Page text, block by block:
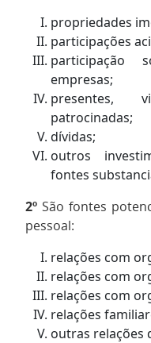
propriedades
participações
participação
empresas;
presentes,
patrocinadas;
dívidas;
outros
fontes
2º São fontes
pessoal:
relações com
relações com
relações com
relações
outras relações